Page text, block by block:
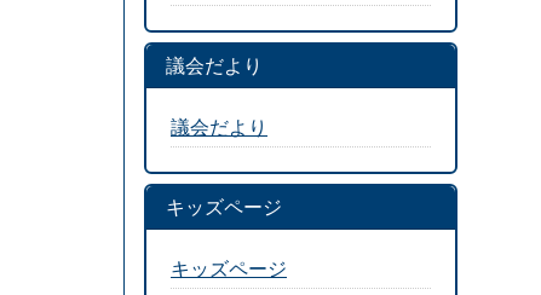
議会だより
議会だより
キッズページ
キッズページ